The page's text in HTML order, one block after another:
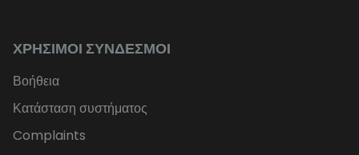
ΧΡΉΣΙΜΟΙ ΣΎΝΔΕΣΜΟΙ
Βοήθεια
Κατάσταση συστήματος
Complaints